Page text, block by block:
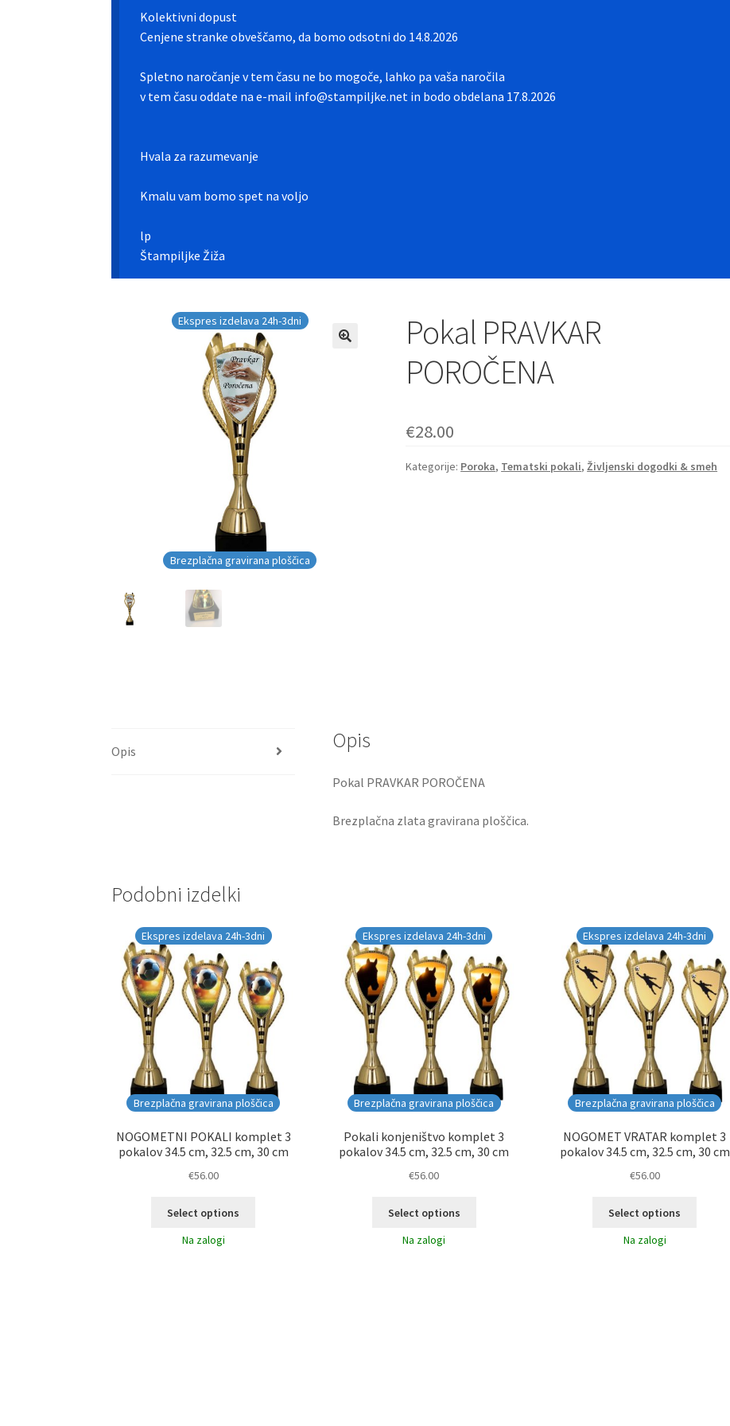
Kolektivni dopust
Cenjene stranke obveščamo, da bomo odsotni do 14.8.2026
Spletno naročanje v tem času ne bo mogoče, lahko pa vaša naročila
v tem času oddate na e-mail info@stampiljke.net in bodo obdelana 17.8.2026
Hvala za razumevanje
Kmalu vam bomo spet na voljo
lp
Štampiljke Žiža
Brezplačna gravirana ploščica
Ekspres izdelava 24h-3dni
Pokal PRAVKAR
POROČENA
€28.00
Kategorije: Poroka, Tematski pokali,Življenski dogodki & smeh
Opis Opis
Pokal PRAVKAR POROČENA
Brezplačna zlata gravirana ploščica.
Podobni izdelki
Brezplačna gravirana ploščica
Ekspres izdelava 24h-3dni
NOGOMETNI POKALI komplet 3
pokalov 34.5 cm, 32.5 cm, 30 cm
€56.00
Select options
Na zalogi
Brezplačna gravirana ploščica
Ekspres izdelava 24h-3dni
Pokali konjeništvo komplet 3
pokalov 34.5 cm, 32.5 cm, 30 cm
€56.00
Select options
Na zalogi
Brezplačna gravirana ploščica
Ekspres izdelava 24h-3dni
NOGOMET VRATAR komplet 3
pokalov 34.5 cm, 32.5 cm, 30 cm
€56.00
Select options
Na zalogi